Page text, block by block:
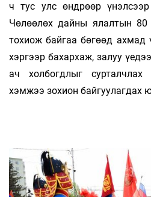
ч тус улс өндрөөр
Чөлөөлөх дайны ялалтын
тохиож байгаа бөгөөд ахмад
хэргээр бахархаж, залуу
ач холбогдлыг
хэмжээ зохион байгуулагдах